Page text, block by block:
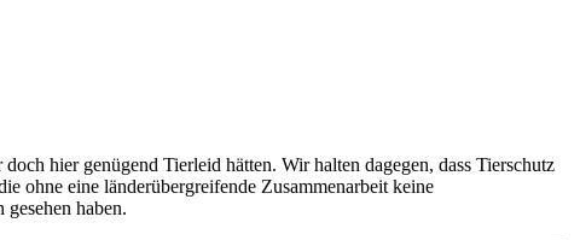
hier genügend Tierleid hätten. Wir halten dagegen, dass Tierschutz
ohne eine länderübergreifende Zusammenarbeit keine
haben.